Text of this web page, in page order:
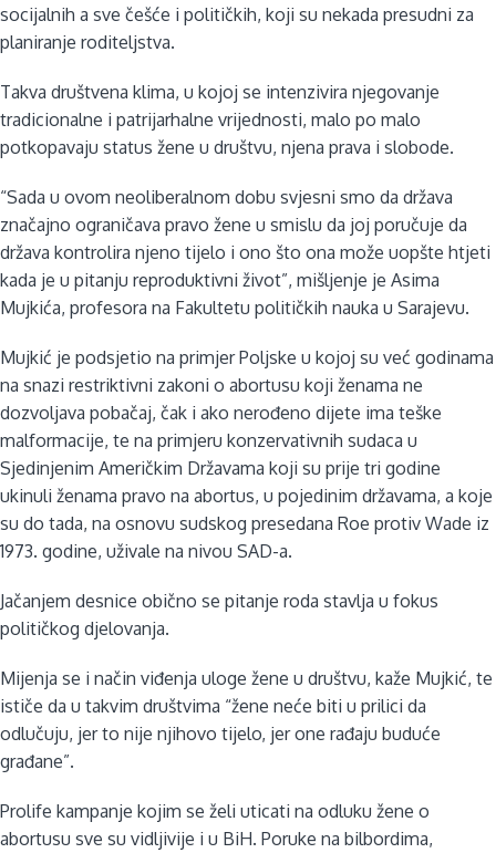
socijalnih a sve češće i političkih, koji su nekada presudni za
planiranje roditeljstva.
Takva društvena klima, u kojoj se intenzivira njegovanje
tradicionalne i patrijarhalne vrijednosti, malo po malo
potkopavaju status žene u društvu, njena prava i slobode.
“Sada u ovom neoliberalnom dobu svjesni smo da država
značajno ograničava pravo žene u smislu da joj poručuje da
država kontrolira njeno tijelo i ono što ona može uopšte htjeti
kada je u pitanju reproduktivni život”, mišljenje je Asima
Mujkića, profesora na Fakultetu političkih nauka u Sarajevu.
Mujkić je podsjetio na primjer Poljske u kojoj su već godinama
na snazi restriktivni zakoni o abortusu koji ženama ne
dozvoljava pobačaj, čak i ako nerođeno dijete ima teške
malformacije, te na primjeru konzervativnih sudaca u
Sjedinjenim Američkim Državama koji su prije tri godine
ukinuli ženama pravo na abortus, u pojedinim državama, a koje
su do tada, na osnovu sudskog presedana Roe protiv Wade iz
1973. godine, uživale na nivou SAD-a.
Jačanjem desnice obično se pitanje roda stavlja u fokus
političkog djelovanja.
Mijenja se i način viđenja uloge žene u društvu, kaže Mujkić, te
ističe da u takvim društvima “žene neće biti u prilici da
odlučuju, jer to nije njihovo tijelo, jer one rađaju buduće
građane”.
Prolife kampanje kojim se želi uticati na odluku žene o
abortusu sve su vidljivije i u BiH. Poruke na bilbordima,